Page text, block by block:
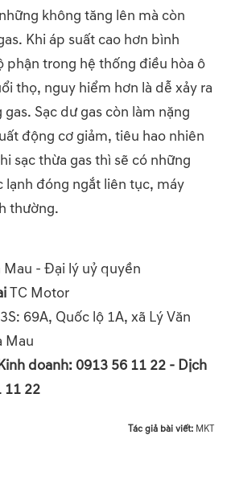
không tăng lên mà còn
Khi áp suất cao hơn bình
phận trong hệ thống điều hòa ô
thọ, nguy hiểm hơn là dễ xảy ra
Sạc dư gas còn làm nặng
động cơ giảm, tiêu hao nhiên
sạc thừa gas thì sẽ có những
lạnh đóng ngắt liên tục, máy
thường.
Mau - Đại lý uỷ quyền
TC Motor
69A, Quốc lộ 1A, xã Lý Văn
Mau
doanh: 0913 56 11 22 - Dịch
11 22
Tác giả bài viết: MKT